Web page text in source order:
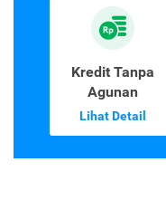
Kredit Tanpa
Agunan
Lihat Detail